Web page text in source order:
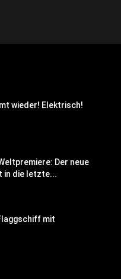
wieder! Elektrisch!
Der neue
die letzte...
mit